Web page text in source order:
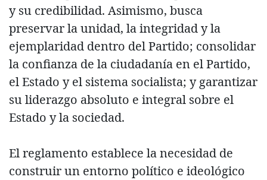
y su credibilidad. Asimismo, busca
preservar la unidad, la integridad y la
ejemplaridad dentro del Partido; consolidar
la confianza de la ciudadanía en el Partido,
el Estado y el sistema socialista; y garantizar
su liderazgo absoluto e integral sobre el
Estado y la sociedad.
El reglamento establece la necesidad de
construir un entorno político e ideológico